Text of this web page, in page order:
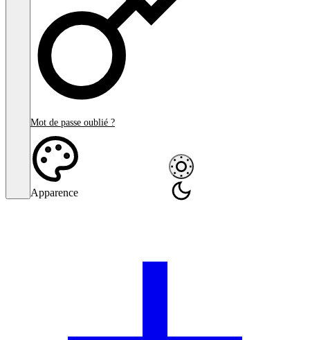
Mot de passe oublié ?
Apparence